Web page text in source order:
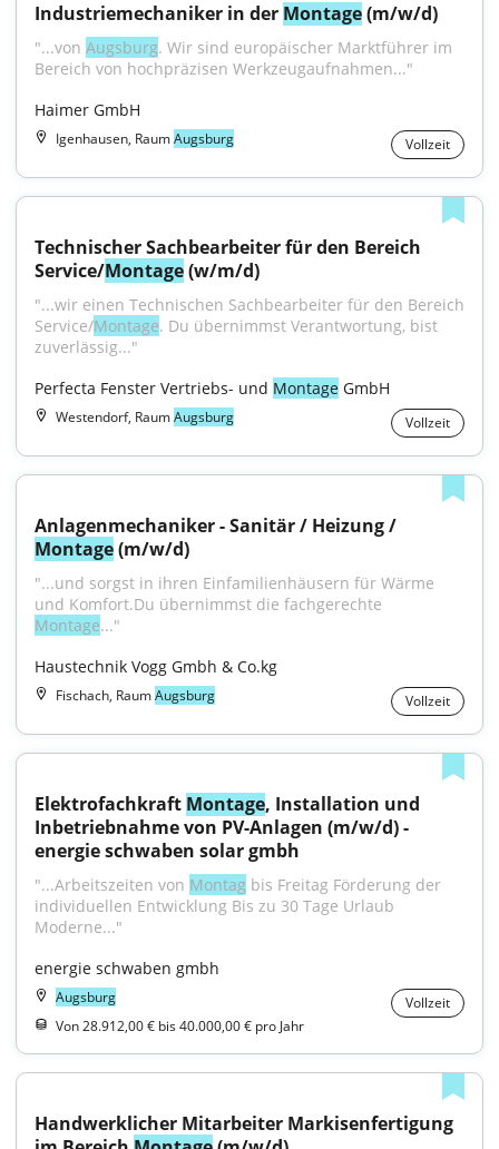
Industriemechaniker in der Montage (m/w/d)
"...von Augsburg. Wir sind europäischer Marktführer im
Bereich von hochpräzisen Werkzeugaufnahmen..."
Haimer GmbH
Igenhausen, RaumAugsburg Vollzeit
Technischer Sachbearbeiter für den Bereich
Service/Montage (w/m/d)
"...wir einen Technischen Sachbearbeiter für den Bereich
Service/Montage. Du übernimmst Verantwortung, bist
zuverlässig..."
Perfecta Fenster Vertriebs- und Montage GmbH
Westendorf, RaumAugsburg Vollzeit
Montage (m/w/d)
"...und sorgst in ihren Einfamilienhäusern für Wärme
Montage..."
Haustechnik Vogg Gmbh & Co.kg
Fischach, RaumAugsburg Vollzeit
Elektrofachkraft Montage, Installation und
Inbetriebnahme von PV-Anlagen (m/w/d) -
energie schwaben solar gmbh
"...Arbeitszeiten von Montag bis Freitag Förderung der
individuellen Entwicklung Bis zu 30 Tage Urlaub
Moderne..."
energie schwaben gmbh
Augsburg
Vollzeit
Von 28.912,00 € bis 40.000,00 € pro Jahr
Handwerklicher Mitarbeiter Markisenfertigung